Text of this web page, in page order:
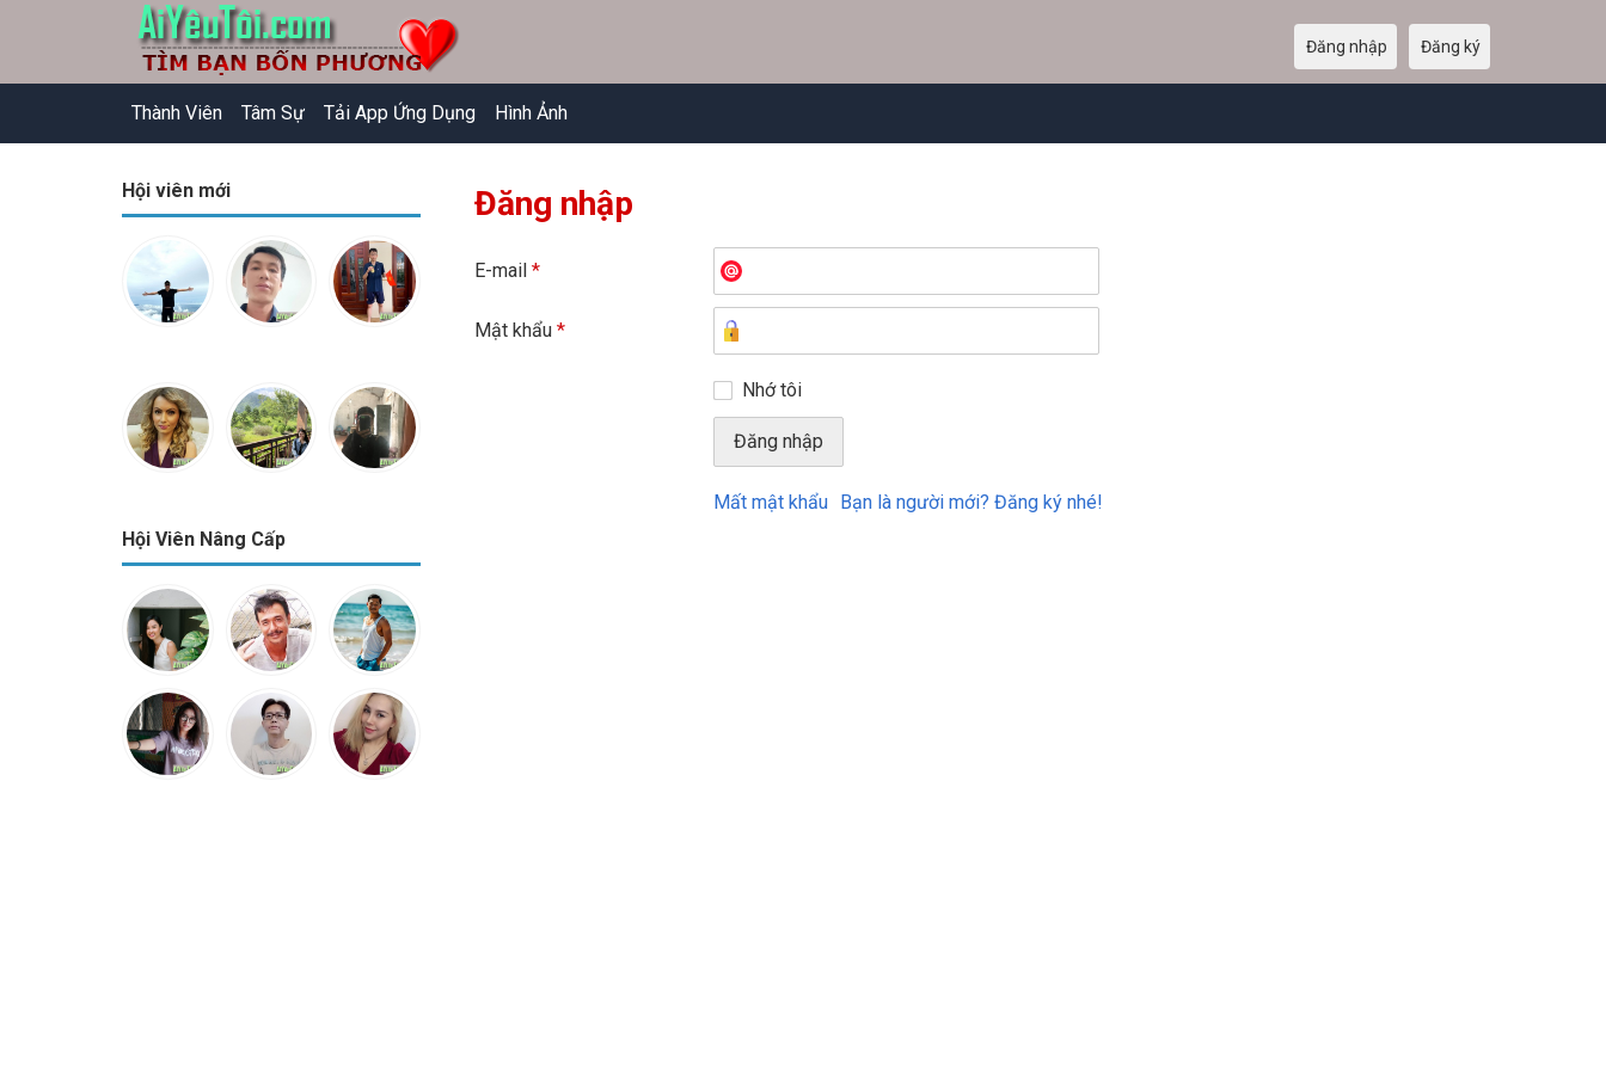
Thành Viên Tâm Sự Tải App Ứng Dụng Hình Ảnh
Đăng nhập Đăng ký
Hội viên mới
Hội Viên Nâng Cấp
Đăng nhập
E-mail *
Mật khẩu *
Nhớ tôi
Mất mật khẩu Bạn là người mới? Đăng ký nhé!